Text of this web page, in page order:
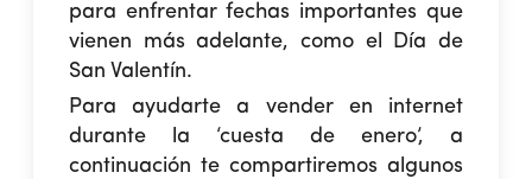
para enfrentar fechas importantes que
vienen más adelante, como el Día de
San Valentín.
Para ayudarte a vender en internet
durante la ‘cuesta de enero’, a
continuación te compartiremos algunos